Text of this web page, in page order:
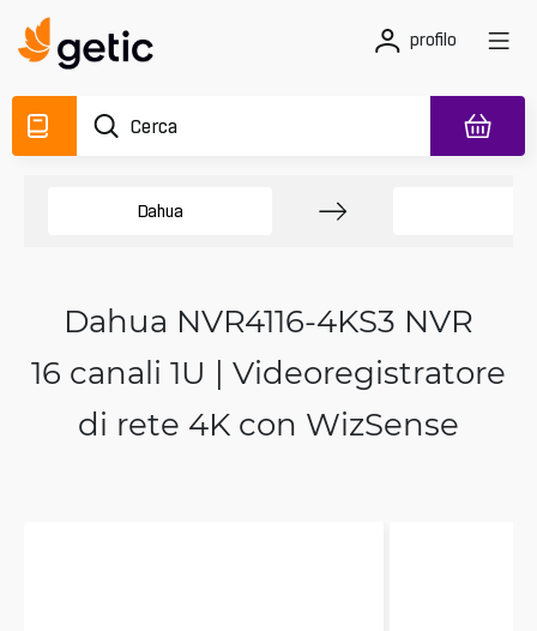
profilo
Dahua
Dahua NVR4116-4KS3 NVR
16 canali 1U | Videoregistratore
di rete 4K con WizSense